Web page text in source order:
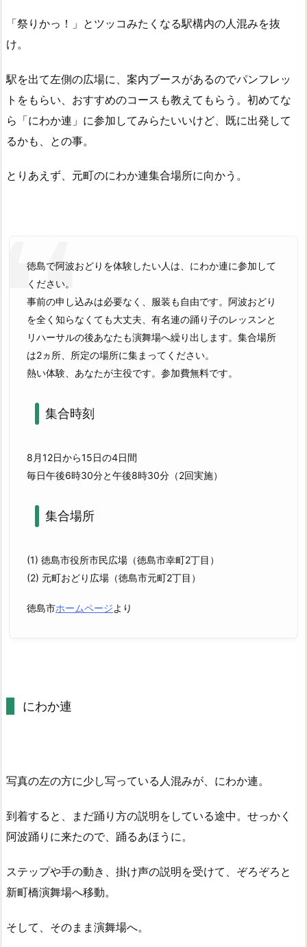
「祭りかっ！」とツッコみたくなる駅構内の人混みを抜
け。
駅を出て左側の広場に、案内ブースがあるのでパンフレッ
トをもらい、おすすめのコースも教えてもらう。初めてな
ら「にわか連」に参加してみらたいいけど、既に出発して
るかも、との事。
とりあえず、元町のにわか連集合場所に向かう。
徳島で阿波おどりを体験したい人は、にわか連に参加して
ください。
事前の申し込みは必要なく、服装も自由です。阿波おどり
を全く知らなくても大丈夫、有名連の踊り子のレッスンと
リハーサルの後あなたも演舞場へ繰り出します。集合場所
は2ヵ所、所定の場所に集まってください。
熱い体験、あなたが主役です。参加費無料です。
集合時刻
8月12日から15日の4日間
毎日午後6時30分と午後8時30分（2回実施）
集合場所
(1) 徳島市役所市民広場（徳島市幸町2丁目）
(2) 元町おどり広場（徳島市元町2丁目）
徳島市ホームページより
にわか連
写真の左の方に少し写っている人混みが、にわか連。
到着すると、まだ踊り方の説明をしている途中。せっかく
阿波踊りに来たので、踊るあほうに。
ステップや手の動き、掛け声の説明を受けて、ぞろぞろと
新町橋演舞場へ移動。
そして、そのまま演舞場へ。